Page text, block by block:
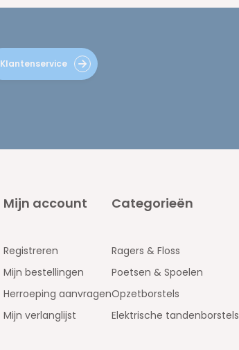
Klantenservice
Mijn account
Registreren
Mijn bestellingen
Herroeping aanvragen
Mijn verlanglijst
Categorieën
Ragers & Floss
Poetsen & Spoelen
Opzetborstels
Elektrische tandenborstels